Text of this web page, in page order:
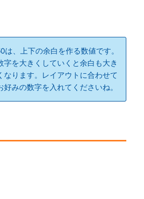
は、上下の余白を作る数値です。
字を大きくしていくと余白も大き
なります。レイアウトに合わせて
好みの数字を入れてくださいね。